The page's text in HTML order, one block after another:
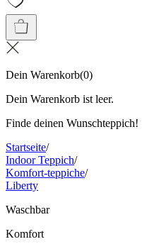
Dein Warenkorb(0)
Dein Warenkorb ist leer.
Finde deinen Wunschteppich!
Startseite/
Indoor Teppich/
Komfort-teppiche/
Liberty
Waschbar
Komfort